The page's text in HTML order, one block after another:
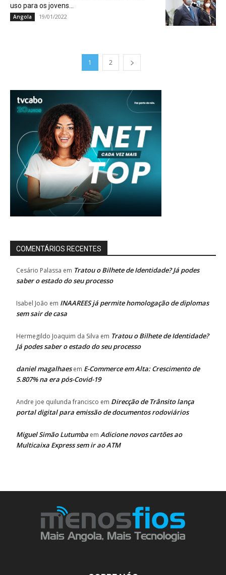
uso para os jovens...
Angola 19/01/2022
1 2
COMENTÁRIOS RECENTES
Cesário Palassa em Tratou o Bilhete de Identidade? Já podes
saber o estado do seu processo
Isabel João em INAAREES já permite homologação de diplomas
sem sair de casa
Hermegildo Joaquim da Silva em Tratou o Bilhete de Identidade?
Já podes saber o estado do seu processo
daniel magalhaesem E-Commerce em Alta: Crescimento de
5.807% na era pós-Covid-19
Andre joe quilunda francisco em Direcção de Trânsito lança
portal digital para emissão de documentos rodoviários
Miguel Simão Lutumba em Adicione novos cartões ao
Multicaixa Express sem ir ao ATM